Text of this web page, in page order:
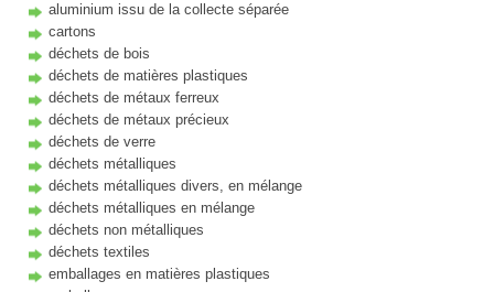
aluminium issu de la collecte séparée
cartons
déchets de bois
déchets de matières plastiques
déchets de métaux ferreux
déchets de métaux précieux
déchets de verre
déchets métalliques
déchets métalliques divers, en mélange
déchets métalliques en mélange
déchets non métalliques
déchets textiles
emballages en matières plastiques